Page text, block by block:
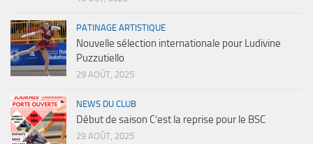
PATINAGE ARTISTIQUE
Nouvelle sélection internationale pour Ludivine
Puzzutiello
29 AOÛT, 2025
NEWS DU CLUB
Début de saison C’est la reprise pour le BSC
29 AOÛT, 2025